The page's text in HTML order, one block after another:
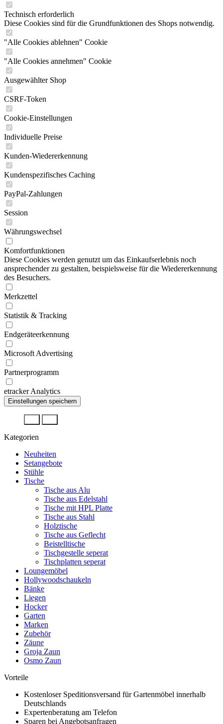
Technisch erforderlich
Diese Cookies sind für die Grundfunktionen des Shops notwendig.
"Alle Cookies ablehnen" Cookie
"Alle Cookies annehmen" Cookie
Ausgewählter Shop
CSRF-Token
Cookie-Einstellungen
Individuelle Preise
Kunden-Wiedererkennung
Kundenspezifisches Caching
PayPal-Zahlungen
Session
Währungswechsel
Komfortfunktionen
Diese Cookies werden genutzt um das Einkaufserlebnis noch
ansprechender zu gestalten, beispielsweise für die Wiedererkennung
des Besuchers.
Merkzettel
Statistik & Tracking
Endgeräteerkennung
Microsoft Advertising
Partnerprogramm
etracker Analytics
Kategorien
Neuheiten
Setangebote
Stühle
Tische
Tische aus Alu
Tische aus Edelstahl
Tische mit HPL Platte
Tische aus Stahl
Holztische
Tische aus Geflecht
Beistelltische
Tischgestelle seperat
Tischplatten seperat
Loungemöbel
Hollywoodschaukeln
Bänke
Liegen
Hocker
Garten
Marken
Zubehör
Zäune
Groja Zaun
Osmo Zaun
Vorteile
Kostenloser Speditionsversand für Gartenmöbel innerhalb
Deutschlands
Expertenberatung am Telefon
Sparen bei Angebotsanfragen